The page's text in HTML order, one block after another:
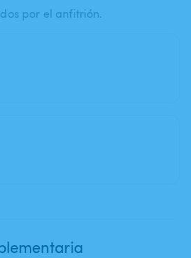
por el anfitrión.